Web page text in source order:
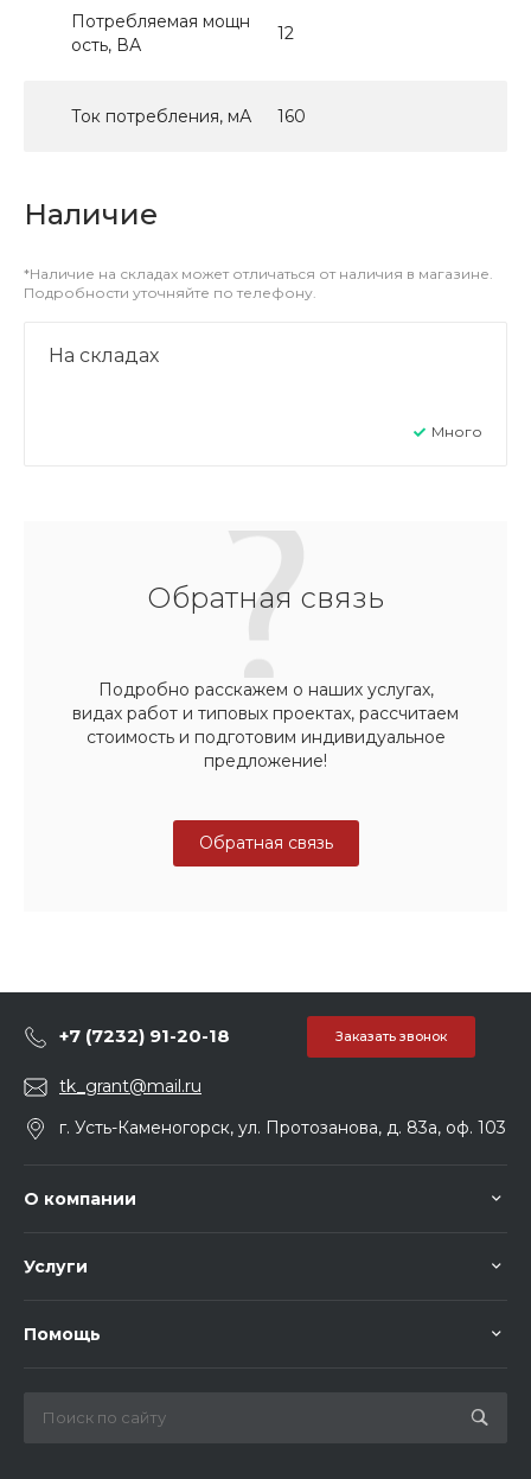
Потребляемая мощн
ость, ВА
12
Ток потребления, мА 160
Наличие
*Наличие на складах может отличаться от наличия в магазине.
Подробности уточняйте по телефону.
На складах
Много
Обратная связь
Подробно расскажем о наших услугах,
видах работ и типовых проектах, рассчитаем
стоимость и подготовим индивидуальное
предложение!
Обратная связь
+7 (7232) 91-20-18 Заказать звонок
tk_grant@mail.ru
г. Усть-Каменогорск, ул. Протозанова, д. 83а, оф. 103
О компании
Услуги
Помощь